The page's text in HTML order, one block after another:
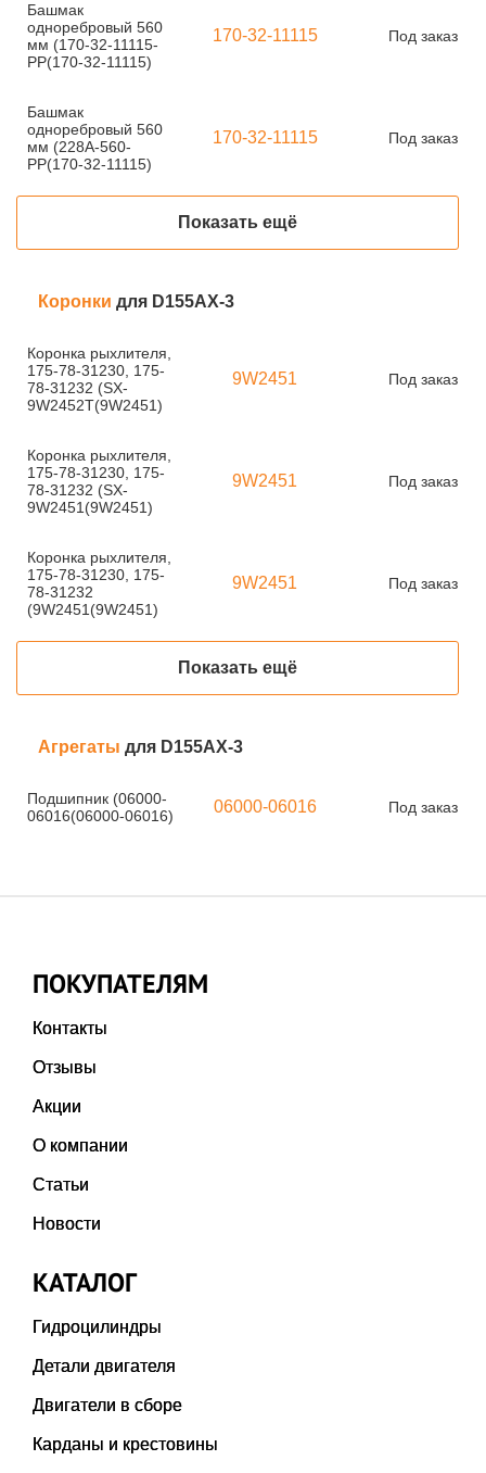
Башмак
одноребровый 560
мм (170-32-11115-
PP(170-32-11115)
170-32-11115 Под заказ
Башмак
одноребровый 560
мм (228A-560-
PP(170-32-11115)
170-32-11115 Под заказ
Показать ещё
Коронки для D155AX-3
Коронка рыхлителя,
175-78-31230, 175-
78-31232 (SX-
9W2452T(9W2451)
9W2451 Под заказ
Коронка рыхлителя,
175-78-31230, 175-
78-31232 (SX-
9W2451(9W2451)
9W2451 Под заказ
Коронка рыхлителя,
175-78-31230, 175-
78-31232
(9W2451(9W2451)
9W2451 Под заказ
Показать ещё
Агрегаты для D155AX-3
Подшипник (06000-
06016(06000-06016)
06000-06016 Под заказ
ПОКУПАТЕЛЯМ
Контакты
Отзывы
Акции
О компании
Статьи
Новости
КАТАЛОГ
Гидроцилиндры
Детали двигателя
Двигатели в сборе
Карданы и крестовины